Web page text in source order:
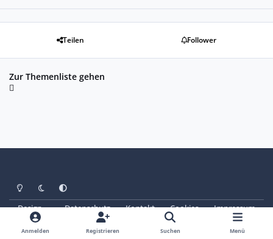
Teilen Follower
Zur Themenliste gehen
Heller ModusDunkler Modus
Systemeinstellung
Design Datenschutz Kontakt Cookies
Impressum
© Copyright 2025 - SAABoteure e. V.
Powered by Invision Community
Anmelden Registrieren Suchen Menü